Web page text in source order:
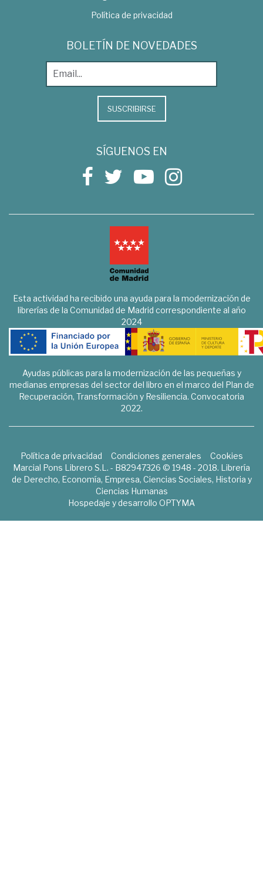
Política de privacidad
BOLETÍN DE NOVEDADES
SUSCRIBIRSE
SÍGUENOS EN
Esta actividad ha recibido una ayuda para la modernización de
librerías de la Comunidad de Madrid correspondiente al año
2024
Ayudas públicas para la modernización de las pequeñas y
medianas empresas del sector del libro en el marco del Plan de
Recuperación, Transformación y Resiliencia. Convocatoria
2022.
Política de privacidad Condiciones generales
Cookies
Marcial Pons Librero S.L. - B82947326 © 1948 - 2018. Librería
de Derecho, Economía, Empresa, Ciencias Sociales, Historia y
Ciencias Humanas
Hospedaje y desarrollo OPTYMA